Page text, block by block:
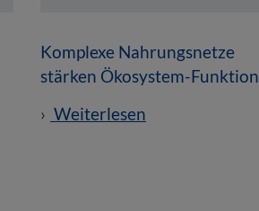
Komplexe Nahrungsnetze
stärken Ökosystem-
Weiterlesen